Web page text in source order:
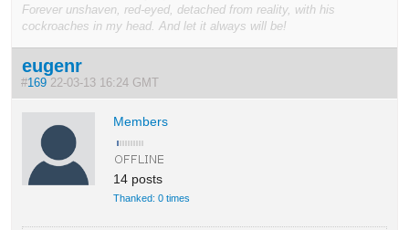
Forever unshaven, red-eyed, detached from reality, with his
cockroaches in my head. And let it always will be!
eugenr
#169 22-03-13 16:24 GMT
Members
14 posts
Thanked: 0 times